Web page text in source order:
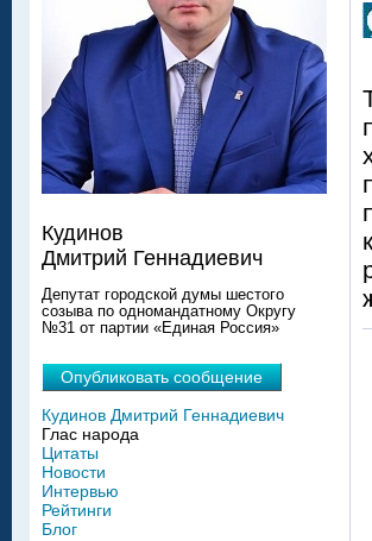
Кудинов
Дмитрий Геннадиевич
Депутат городской думы шестого
созыва по одномандатному Округу
№31 от партии «Единая Россия»
Опубликовать сообщение
Кудинов Дмитрий Геннадиевич
Глас народа
Цитаты
Новости
Интервью
Рейтинги
Блог